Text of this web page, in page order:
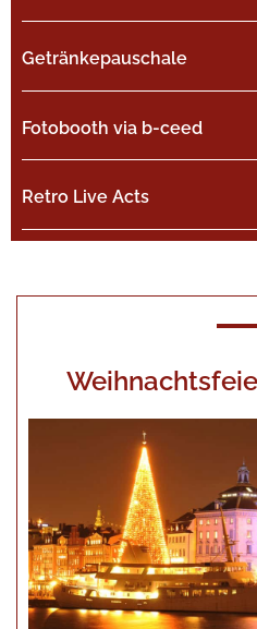
Getränkepauschale
Fotobooth via b-ceed
Retro Live Acts